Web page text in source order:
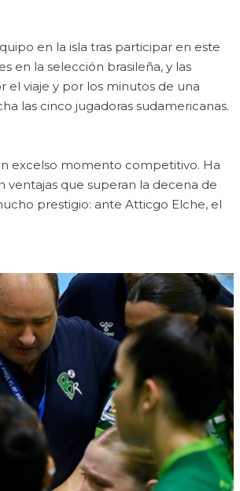
en la isla tras participar en este
en la selección brasileña, y las
el viaje y por los minutos de una
las cinco jugadoras sudamericanas.
excelso momento competitivo. Ha
ventajas que superan la decena de
prestigio: ante Atticgo Elche, el